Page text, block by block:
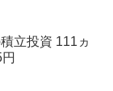
立投資 111ヵ